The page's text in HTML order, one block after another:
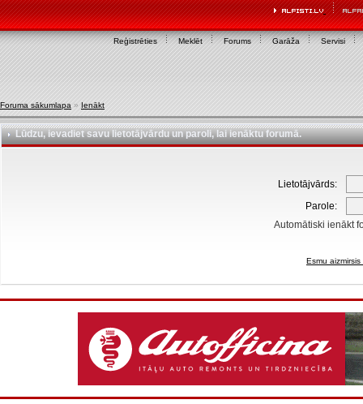
Reģistrēties Meklēt Forums Garāža Servisi
Foruma sākumlapa » Ienākt
Lūdzu, ievadiet savu lietotājvārdu un paroli, lai ienāktu forumā.
Lietotājvārds:
Parole:
Automātiski ienākt
Esmu